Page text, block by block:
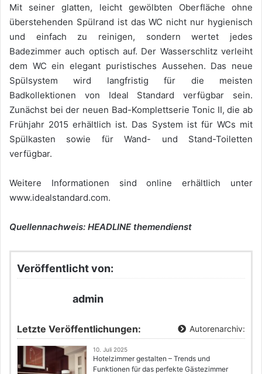
Mit seiner glatten, leicht gewölbten Oberfläche ohne
überstehenden Spülrand ist das WC nicht nur hygienisch
und einfach zu reinigen, sondern wertet jedes
Badezimmer auch optisch auf. Der Wasserschlitz verleiht
dem WC ein elegant puristisches Aussehen. Das neue
Spülsystem wird langfristig für die meisten
Badkollektionen von Ideal Standard verfügbar sein.
Zunächst bei der neuen Bad-Komplettserie Tonic II, die ab
Frühjahr 2015 erhältlich ist. Das System ist für WCs mit
Spülkasten sowie für Wand- und Stand-Toiletten
verfügbar.
Weitere Informationen sind online erhältlich unter
www.idealstandard.com.
Quellennachweis: HEADLINE themendienst
Veröffentlicht von:
admin
Letzte Veröffentlichungen: Autorenarchiv:
10. Juli 2025
Hotelzimmer gestalten – Trends und
Funktionen für das perfekte Gästezimmer